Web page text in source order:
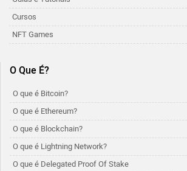
Cursos
NFT Games
O Que É?
O que é Bitcoin?
O que é Ethereum?
O que é Blockchain?
O que é Lightning Network?
O que é Delegated Proof Of Stake